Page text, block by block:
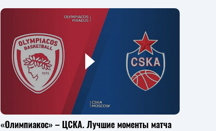
«Олимпиакос» – ЦСКА. Лучшие моменты матча